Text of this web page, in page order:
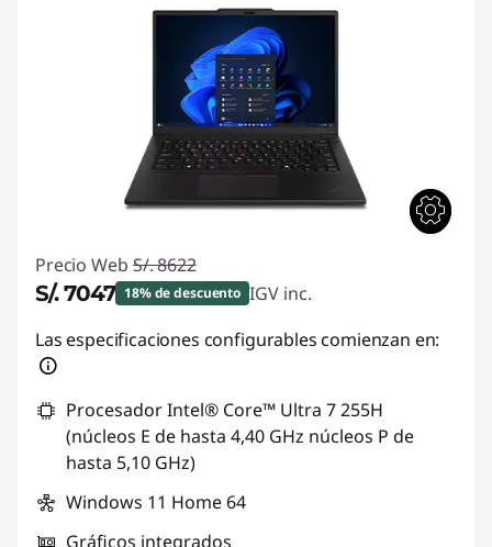
Precio Web S/. 8622
S/. 7047 18% de descuento IGV inc.
Ahorros instantáneos :-S/. 1575
Las especificaciones configurables comienzan en:
Procesador Intel® Core™ Ultra 7 255H
(núcleos E de hasta 4,40 GHz núcleos P de
hasta 5,10 GHz)
Windows 11 Home 64
Gráficos integrados